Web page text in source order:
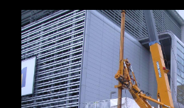
※写真をクリックすると拡大します